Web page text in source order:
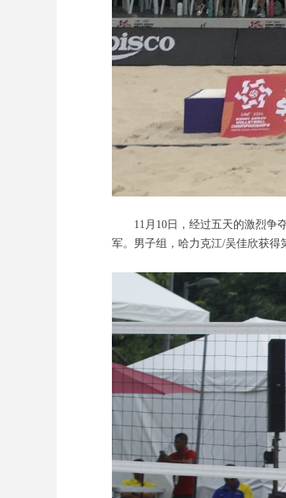
11月10日，经过五天的激烈争夺
军。男子组，哈力克江/吴佳欣获得